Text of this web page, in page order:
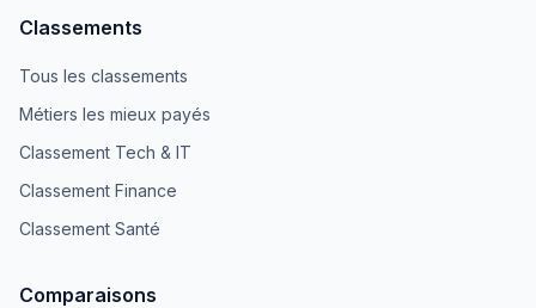
Classements
Tous les classements
Métiers les mieux payés
Classement Tech & IT
Classement Finance
Classement Santé
Comparaisons